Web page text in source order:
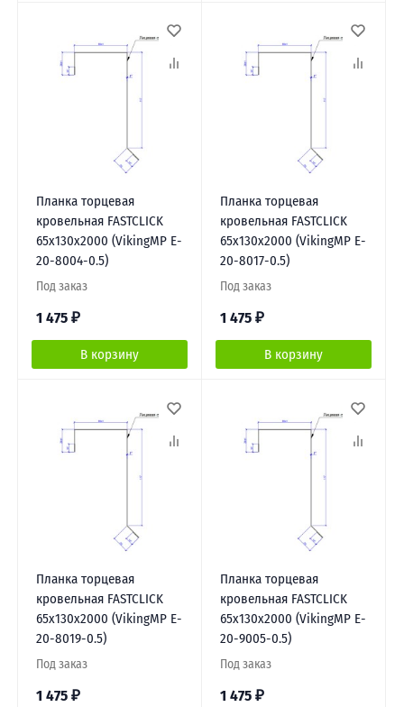
Планка торцевая
кровельная FASTCLICK
65х130х2000 (VikingMP E-
20-8004-0.5)
Под заказ
1 475 ₽
В корзину
Планка торцевая
кровельная FASTCLICK
65х130х2000 (VikingMP E-
20-8017-0.5)
Под заказ
1 475 ₽
В корзину
Планка торцевая
кровельная FASTCLICK
65х130х2000 (VikingMP E-
20-8019-0.5)
Под заказ
1 475 ₽
Планка торцевая
кровельная FASTCLICK
65х130х2000 (VikingMP E-
20-9005-0.5)
Под заказ
1 475 ₽